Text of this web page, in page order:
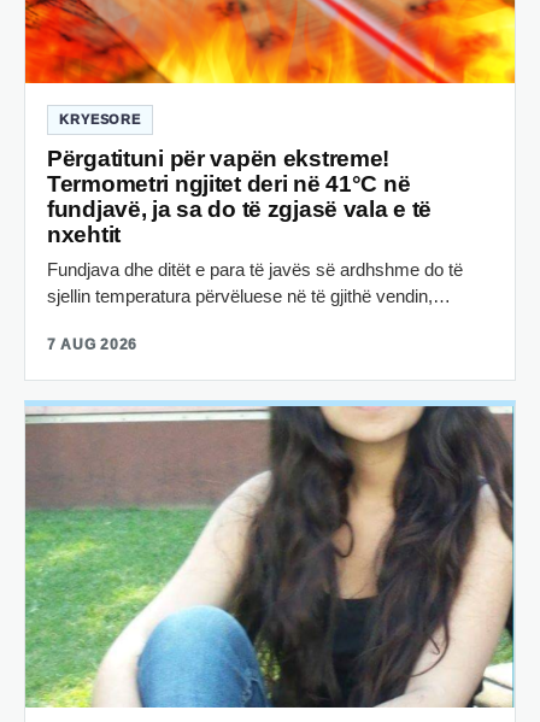
KRYESORE
Përgatituni për vapën ekstreme!
Termometri ngjitet deri në 41°C në
fundjavë, ja sa do të zgjasë vala e të
nxehtit
Fundjava dhe ditët e para të javës së ardhshme do të
sjellin temperatura përvëluese në të gjithë vendin,…
7 AUG 2026